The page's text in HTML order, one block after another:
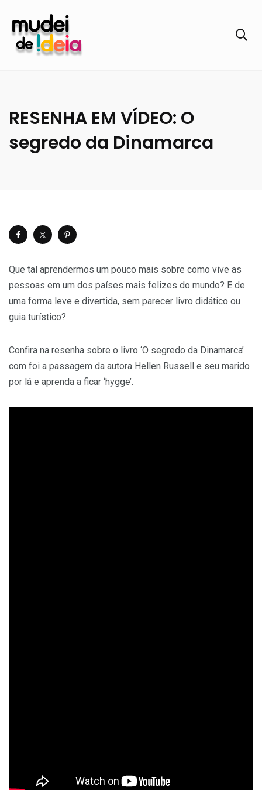
RESENHA EM VÍDEO: O
segredo da Dinamarca
Que tal aprendermos um pouco mais sobre como vive as
pessoas em um dos países mais felizes do mundo? E de
uma forma leve e divertida, sem parecer livro didático ou
guia turístico?
Confira na resenha sobre o livro ‘O segredo da Dinamarca’
com foi a passagem da autora Hellen Russell e seu marido
por lá e aprenda a ficar ‘hygge’.